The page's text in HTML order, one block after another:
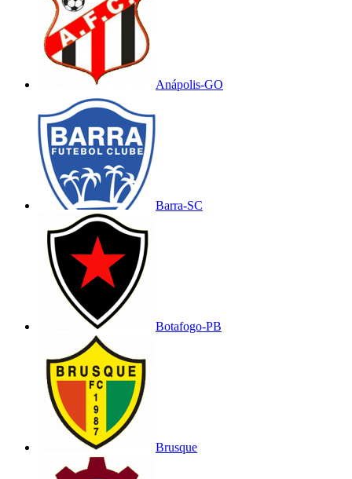
Anápolis-GO
Barra-SC
Botafogo-PB
Brusque